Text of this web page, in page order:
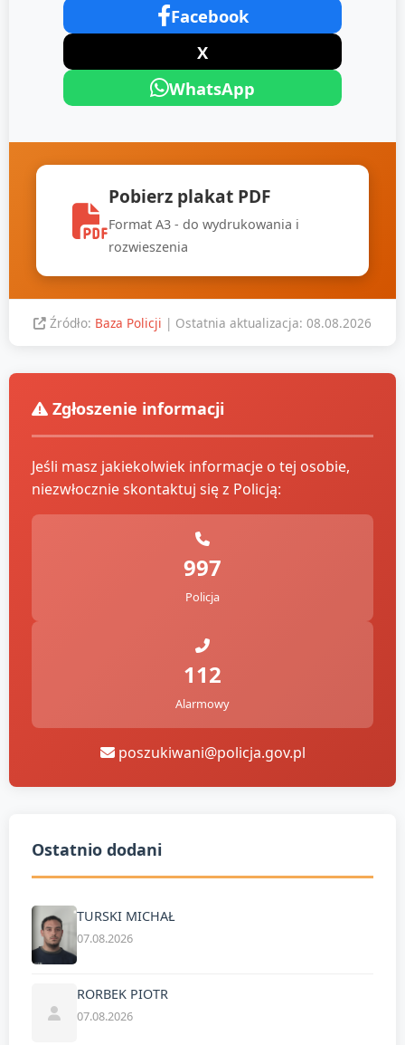
Facebook
X
WhatsApp
Pobierz plakat PDF
Format A3 - do wydrukowania i
rozwieszenia
Źródło: Baza Policji | Ostatnia aktualizacja: 08.08.2026
Zgłoszenie informacji
Jeśli masz jakiekolwiek informacje o tej osobie,
niezwłocznie skontaktuj się z Policją:
997
Policja
112
Alarmowy
poszukiwani@policja.gov.pl
Ostatnio dodani
TURSKI MICHAŁ
07.08.2026
RORBEK PIOTR
07.08.2026